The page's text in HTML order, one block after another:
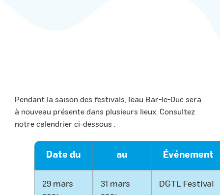
Pendant la saison des festivals, l’eau Bar-le-Duc sera
à nouveau présente dans plusieurs lieux. Consultez
notre calendrier ci-dessous :
Date du au Événement
29 mars
31 mars
DGTL Festival